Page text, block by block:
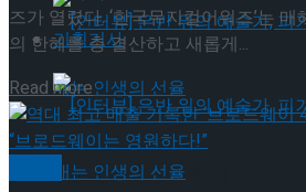
[인터뷰] 은반 위의 예술가,
기획기사
즈가 열렸다. ‘한국뮤지컬어워즈’는
의 한해를 총 결산하고 새롭게...
Read more